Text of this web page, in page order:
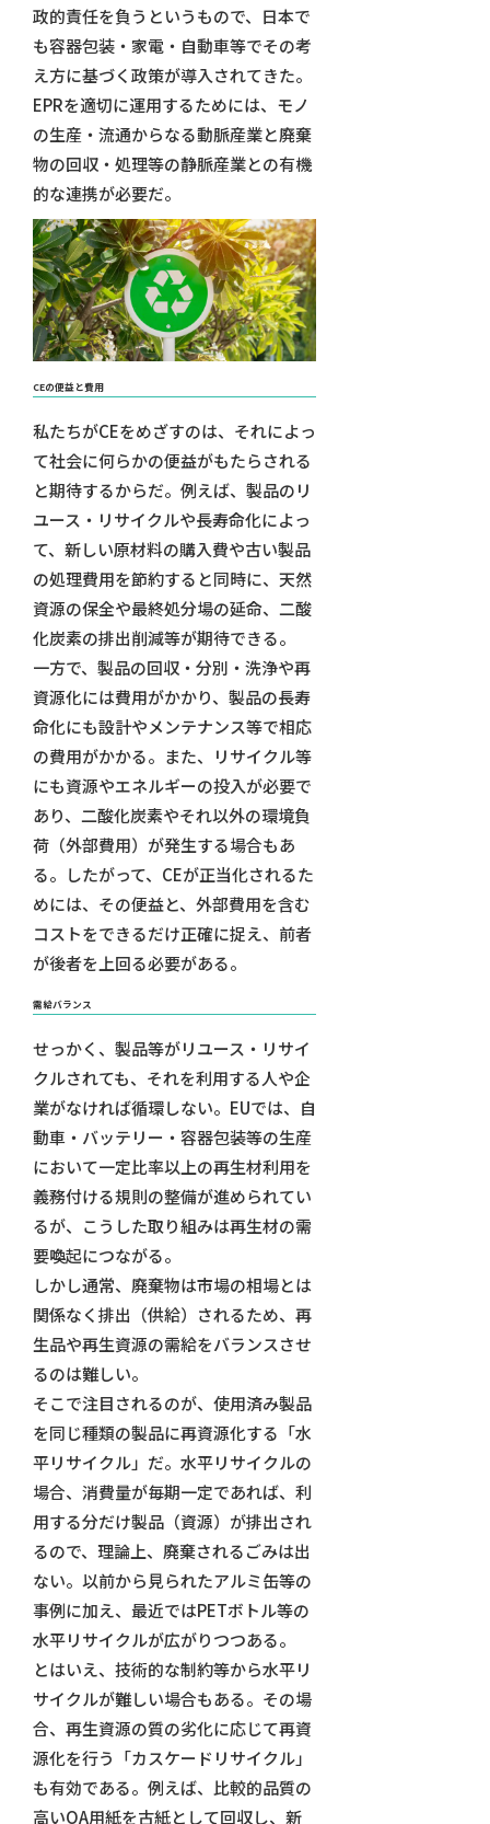
政的責任を負うというもので、日本で
も容器包装・家電・自動車等でその考
え方に基づく政策が導入されてきた。
EPRを適切に運用するためには、モノ
の生産・流通からなる動脈産業と廃棄
物の回収・処理等の静脈産業との有機
的な連携が必要だ。
CEの便益と費用
私たちがCEをめざすのは、それによっ
て社会に何らかの便益がもたらされる
と期待するからだ。例えば、製品のリ
ユース・リサイクルや長寿命化によっ
て、新しい原材料の購入費や古い製品
の処理費用を節約すると同時に、天然
資源の保全や最終処分場の延命、二酸
化炭素の排出削減等が期待できる。
一方で、製品の回収・分別・洗浄や再
資源化には費用がかかり、製品の長寿
命化にも設計やメンテナンス等で相応
の費用がかかる。また、リサイクル等
にも資源やエネルギーの投入が必要で
あり、二酸化炭素やそれ以外の環境負
荷（外部費用）が発生する場合もあ
る。したがって、CEが正当化されるた
めには、その便益と、外部費用を含む
コストをできるだけ正確に捉え、前者
が後者を上回る必要がある。
需給バランス
せっかく、製品等がリユース・リサイ
クルされても、それを利用する人や企
業がなければ循環しない。EUでは、自
動車・バッテリー・容器包装等の生産
において一定比率以上の再生材利用を
義務付ける規則の整備が進められてい
るが、こうした取り組みは再生材の需
要喚起につながる。
しかし通常、廃棄物は市場の相場とは
関係なく排出（供給）されるため、再
生品や再生資源の需給をバランスさせ
るのは難しい。
そこで注目されるのが、使用済み製品
を同じ種類の製品に再資源化する「水
平リサイクル」だ。水平リサイクルの
場合、消費量が毎期一定であれば、利
用する分だけ製品（資源）が排出され
るので、理論上、廃棄されるごみは出
ない。以前から見られたアルミ缶等の
事例に加え、最近ではPETボトル等の
水平リサイクルが広がりつつある。
とはいえ、技術的な制約等から水平リ
サイクルが難しい場合もある。その場
合、再生資源の質の劣化に応じて再資
源化を行う「カスケードリサイクル」
も有効である。例えば、比較的品質の
高いOA用紙を古紙として回収し、新